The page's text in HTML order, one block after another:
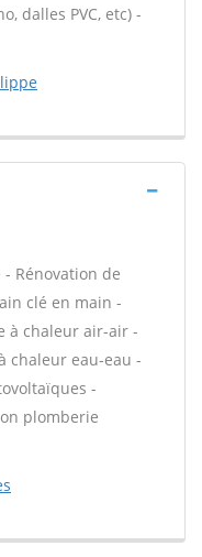
dalles PVC, etc) -
Rénovation de
clé en main -
à chaleur air-air -
chaleur eau-eau -
-
plomberie